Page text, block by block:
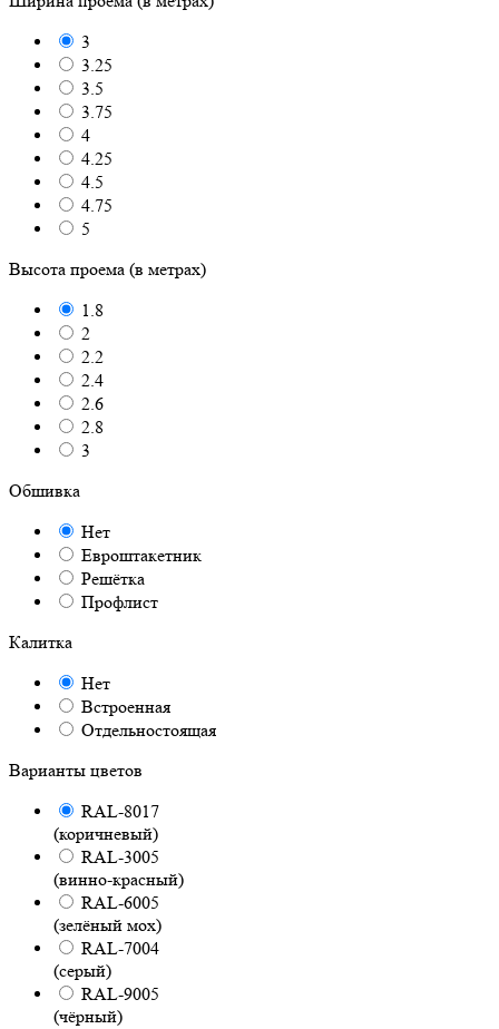
3
3.25
3.5
3.75
4
4.25
4.5
4.75
5
Высота проема (в метрах)
1.8
2
2.2
2.4
2.6
2.8
3
Обшивка
Нет
Евроштакетник
Решётка
Профлист
Калитка
Нет
Встроенная
Отдельностоящая
Варианты цветов
RAL-8017
(коричневый)
RAL-3005
(винно-красный)
RAL-6005
(зелёный мох)
RAL-7004
(серый)
RAL-9005
(чёрный)